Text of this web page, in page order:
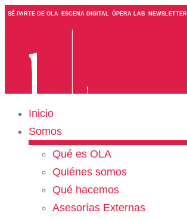
SÉ PARTE DE OLA ESCENA DIGITAL ÓPERA LAB NEWSLETTER
Inicio
Somos
Qué es OLA
Quiénes somos
Qué hacemos
Asesorías Externas